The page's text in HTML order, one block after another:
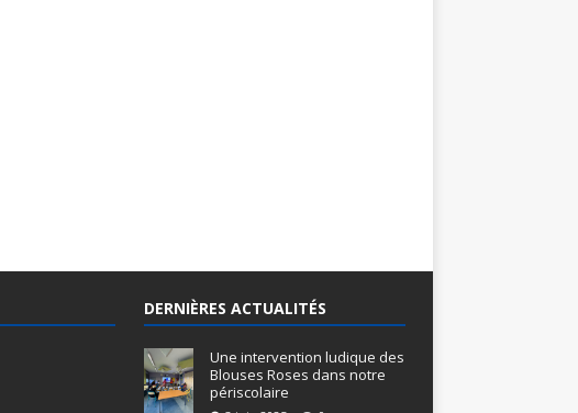
DERNIÈRES ACTUALITÉS
Une intervention ludique des
Blouses Roses dans notre
périscolaire